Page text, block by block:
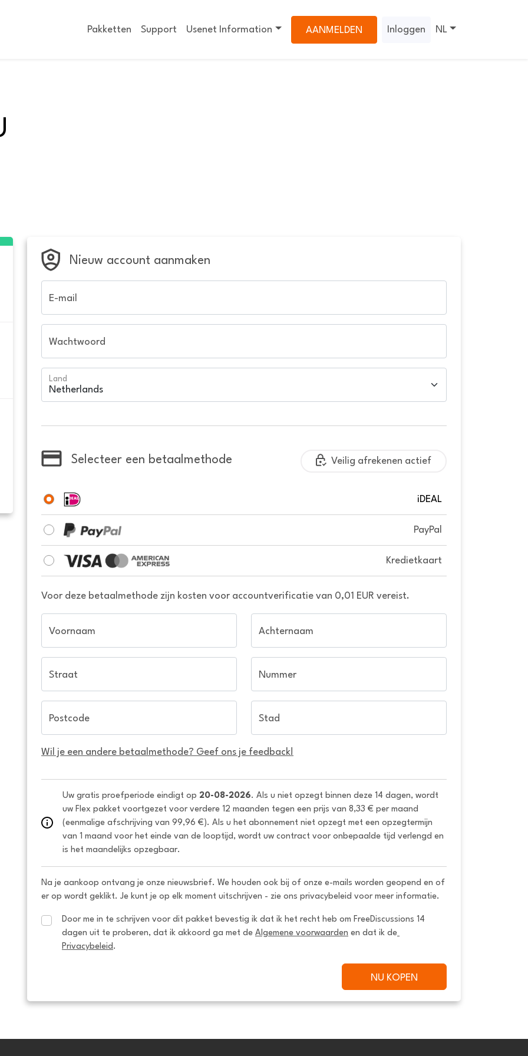
Pakketten Support Usenet Information AANMELDEN Inloggen NL
Nieuw account aanmaken
E-mail
Wachtwoord
Land
Selecteer een betaalmethode Veilig afrekenen actief
iDEAL
PayPal
Kredietkaart
Voor deze betaalmethode zijn kosten voor accountverificatie van 0,01 EUR vereist.
Voornaam Achternaam
Straat Nummer
Postcode Stad
Wil je een andere betaalmethode? Geef ons je feedback!
Uw gratis proefperiode eindigt op 20-08-2026. Als u niet opzegt binnen deze 14 dagen, wordt
uw Flex pakket voortgezet voor verdere 12 maanden tegen een prijs van 8,33 € per maand
(eenmalige afschrijving van 99,96 €). Als u het abonnement niet opzegt met een opzegtermijn
van 1 maand voor het einde van de looptijd, wordt uw contract voor onbepaalde tijd verlengd en
is het maandelijks opzegbaar.
Na je aankoop ontvang je onze nieuwsbrief. We houden ook bij of onze e-mails worden geopend en of
er op wordt geklikt. Je kunt je op elk moment uitschrijven - zie ons privacybeleid voor meer informatie.
Door me in te schrijven voor dit pakket bevestig ik dat ik het recht heb om FreeDiscussions 14
dagen uit te proberen, dat ik akkoord ga met de Algemene voorwaarden en dat ik de
Privacybeleid .
NU KOPEN